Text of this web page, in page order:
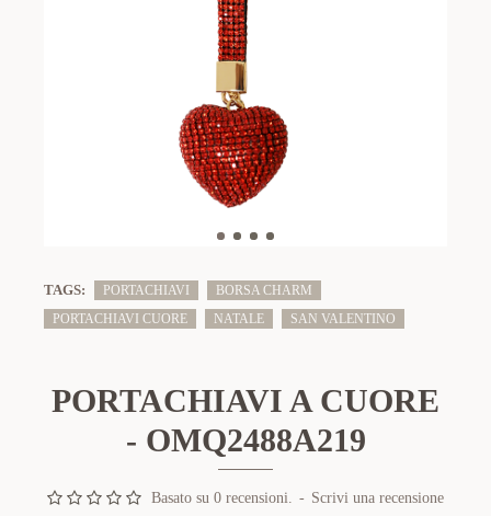
TAGS: PORTACHIAVI
BORSA CHARM
PORTACHIAVI CUORE
NATALE SAN VALENTINO
PORTACHIAVI A CUORE
- OMQ2488A219
Basato su 0 recensioni. - Scrivi una recensione